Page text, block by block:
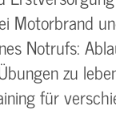
Motorbrand
Notrufs:
zu
für